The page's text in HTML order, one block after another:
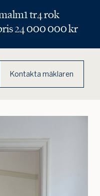
1 tr4 rok
24 000 000 kr
Kontakta mäklaren